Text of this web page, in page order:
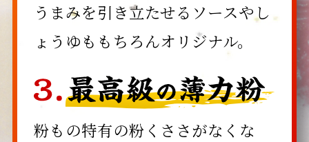
うまみを引き立たせるソースやし
ょうゆももちろんオリジナル。
粉もの特有の粉くささがなくな